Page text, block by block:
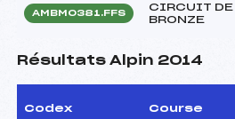
AMBM0381.FFS
CIRCUIT DE
BRONZE
Résultats Alpin 2014
Codex Course